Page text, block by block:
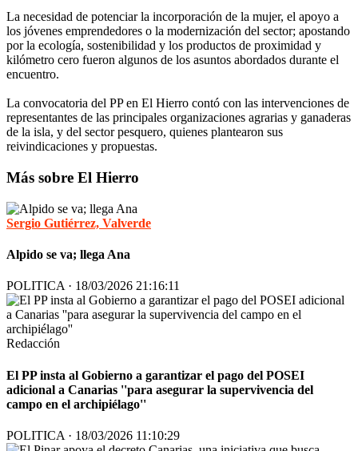
La necesidad de potenciar la incorporación de la mujer, el apoyo a
los jóvenes emprendedores o la modernización del sector; apostando
por la ecología, sostenibilidad y los productos de proximidad y
kilómetro cero fueron algunos de los asuntos abordados durante el
encuentro.
La convocatoria del PP en El Hierro contó con las intervenciones de
representantes de las principales organizaciones agrarias y ganaderas
de la isla, y del sector pesquero, quienes plantearon sus
reivindicaciones y propuestas.
Más sobre El Hierro
Sergio Gutiérrez, Valverde
Alpido se va; llega Ana
POLITICA · 18/03/2026 21:16:11
Redacción
El PP insta al Gobierno a garantizar el pago del POSEI
adicional a Canarias ''para asegurar la supervivencia del
campo en el archipiélago''
POLITICA · 18/03/2026 11:10:29